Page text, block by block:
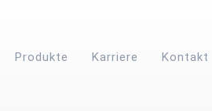
Produkte Karriere Kontakt